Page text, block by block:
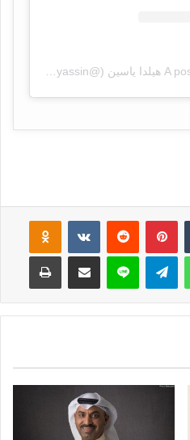
A post shared by Helda Yassin هيلدا ياسين (@heldayassin)
بينتيريست
واتساب لاين